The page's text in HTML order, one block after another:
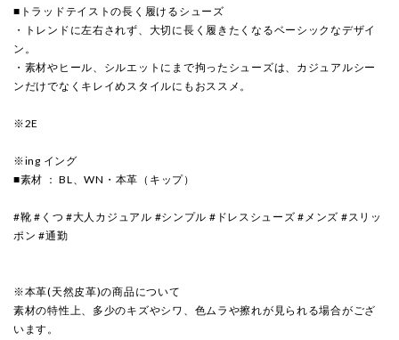
■トラッドテイストの長く履けるシューズ
・トレンドに左右されず、大切に長く履きたくなるベーシックなデザイ
ン。
・素材やヒール、シルエットにまで拘ったシューズは、カジュアルシー
ンだけでなくキレイめスタイルにもおススメ。
※2E
※ing イング
■素材 ： BL、WN・本革（キップ）
#靴 #くつ #大人カジュアル #シンプル #ドレスシューズ #メンズ #スリッ
ポン #通勤
※本革(天然皮革)の商品について
素材の特性上、多少のキズやシワ、色ムラや擦れが見られる場合がござ
います。